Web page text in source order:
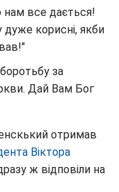
нам все дається!
корисні, якби
за
Дай Вам Бог
отримав
Віктора
ж відповіли на